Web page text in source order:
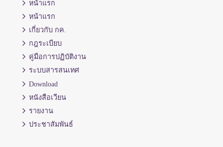
หน้าแรก
หน้าแรก
เกี่ยวกับ กค.
กฎระเบียบ
คู่มือการปฏิบัติงาน
ระบบสารสนเทศ
Download
หนังสือเวียน
รายงาน
ประชาสัมพันธ์